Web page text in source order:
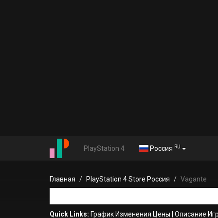
PlayStation 4 Россия RU
Главная PlayStation 4 Store Россия Vagante
Quick Links: График Изменения Цены Описание